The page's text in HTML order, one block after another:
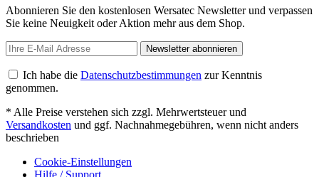
Abonnieren Sie den kostenlosen Wersatec Newsletter und verpassen
Sie keine Neuigkeit oder Aktion mehr aus dem Shop.
Newsletter abonnieren
Ich habe die Datenschutzbestimmungen zur Kenntnis
genommen.
* Alle Preise verstehen sich zzgl. Mehrwertsteuer und
Versandkosten und ggf. Nachnahmegebühren, wenn nicht anders
beschrieben
Cookie-Einstellungen
Hilfe / Support